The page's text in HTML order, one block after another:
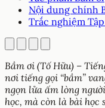
Nội dung chính
Trắc nghiệm
Bầm ơi (Tố Hữu) –
nơi tiếng gọi “bầm”
ngọn lửa ấm lòng
học, mà còn là bài học